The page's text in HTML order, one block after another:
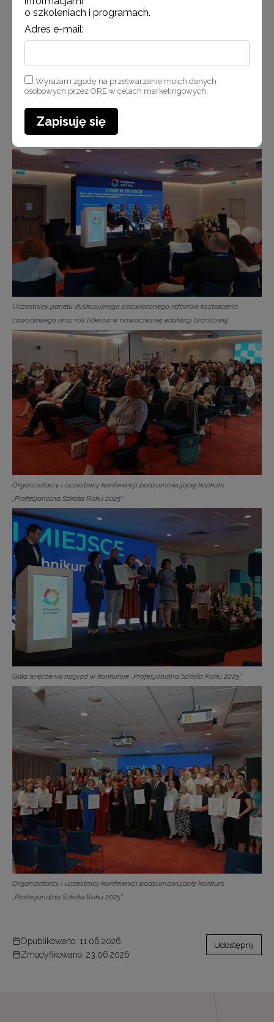
Uczestnicy panelu dyskusyjnego poświęconego reformie kształcenia
zawodowego oraz roli liderów w nowoczesnej edukacji branżowej
Organizatorzy i uczestnicy konferencji podsumowującej konkurs
„Profesjonalna Szkoła Roku 2025”
Gala wręczenia nagród w konkursie „Profesjonalna Szkoła Roku 2025”
Organizatorzy i uczestnicy konferencji podsumowującej konkurs
„Profesjonalna Szkoła Roku 2025”
Opublikowano: 11.06.2026
Zmodyfikowano: 23.06.2026
Udostępnij
o szkoleniach i programach.
Adres e-mail:
Wyrażam zgodę na przetwarzanie moich danych
osobowych przez ORE w celach marketingowych.
Zapisuję się